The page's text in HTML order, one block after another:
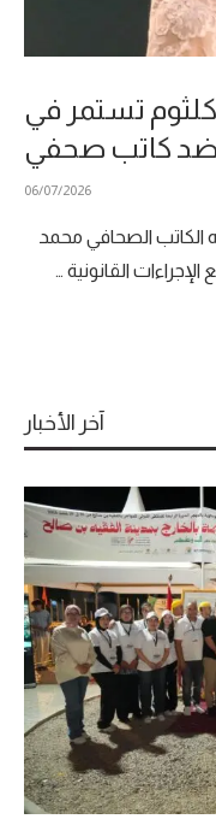
كلثوم تستمر في
ضد كاتب صحفي
06/07/2026
الكاتب الصحافي محمد
القانونية …
آخر الأخبار